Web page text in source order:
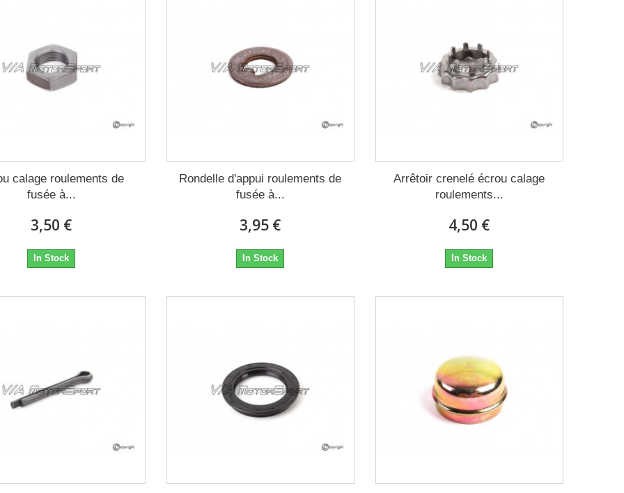
calage roulements de
fusée à...
3,50 €
In Stock
Rondelle d'appui roulements de
fusée à...
3,95 €
In Stock
Arrêtoir crenelé écrou calage
roulements...
4,50 €
In Stock